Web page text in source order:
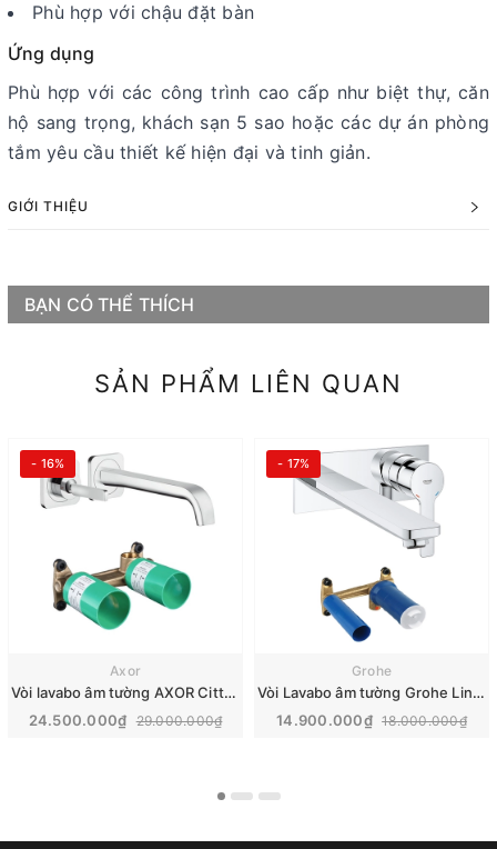
Phù hợp với chậu đặt bàn
Ứng dụng
Phù hợp với các công trình cao cấp như biệt thự, căn
hộ sang trọng, khách sạn 5 sao hoặc các dự án phòng
tắm yêu cầu thiết kế hiện đại và tinh giản.
GIỚI THIỆU
BẠN CÓ THỂ THÍCH
SẢN PHẨM LIÊN QUAN
- 16%
Axor
Vòi lavabo âm tường AXOR Citterio E | 36106000+13623180
24.500.000₫ 29.000.000₫
- 17%
Grohe
Vòi Lavabo âm tường Grohe Lineare | 23444001+23571000
14.900.000₫ 18.000.000₫